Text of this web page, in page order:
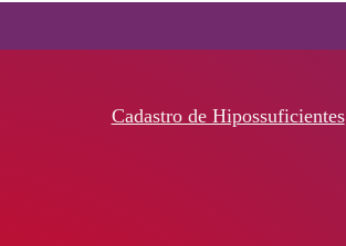
Cadastro de Hipossuficientes